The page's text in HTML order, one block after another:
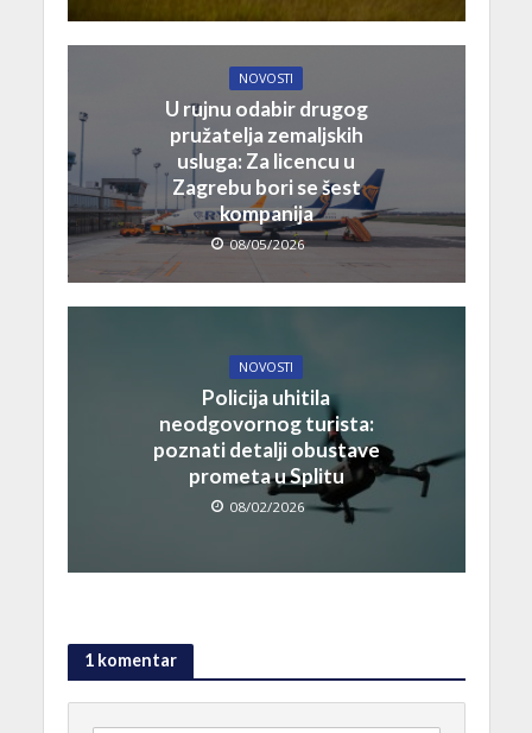
NOVOSTI
U rujnu odabir drugog
pružatelja zemaljskih
usluga: Za licencu u
Zagrebu bori se šest
kompanija
08/05/2026
NOVOSTI
Policija uhitila
neodgovornog turista:
poznati detalji obustave
prometa u Splitu
08/02/2026
1 komentar